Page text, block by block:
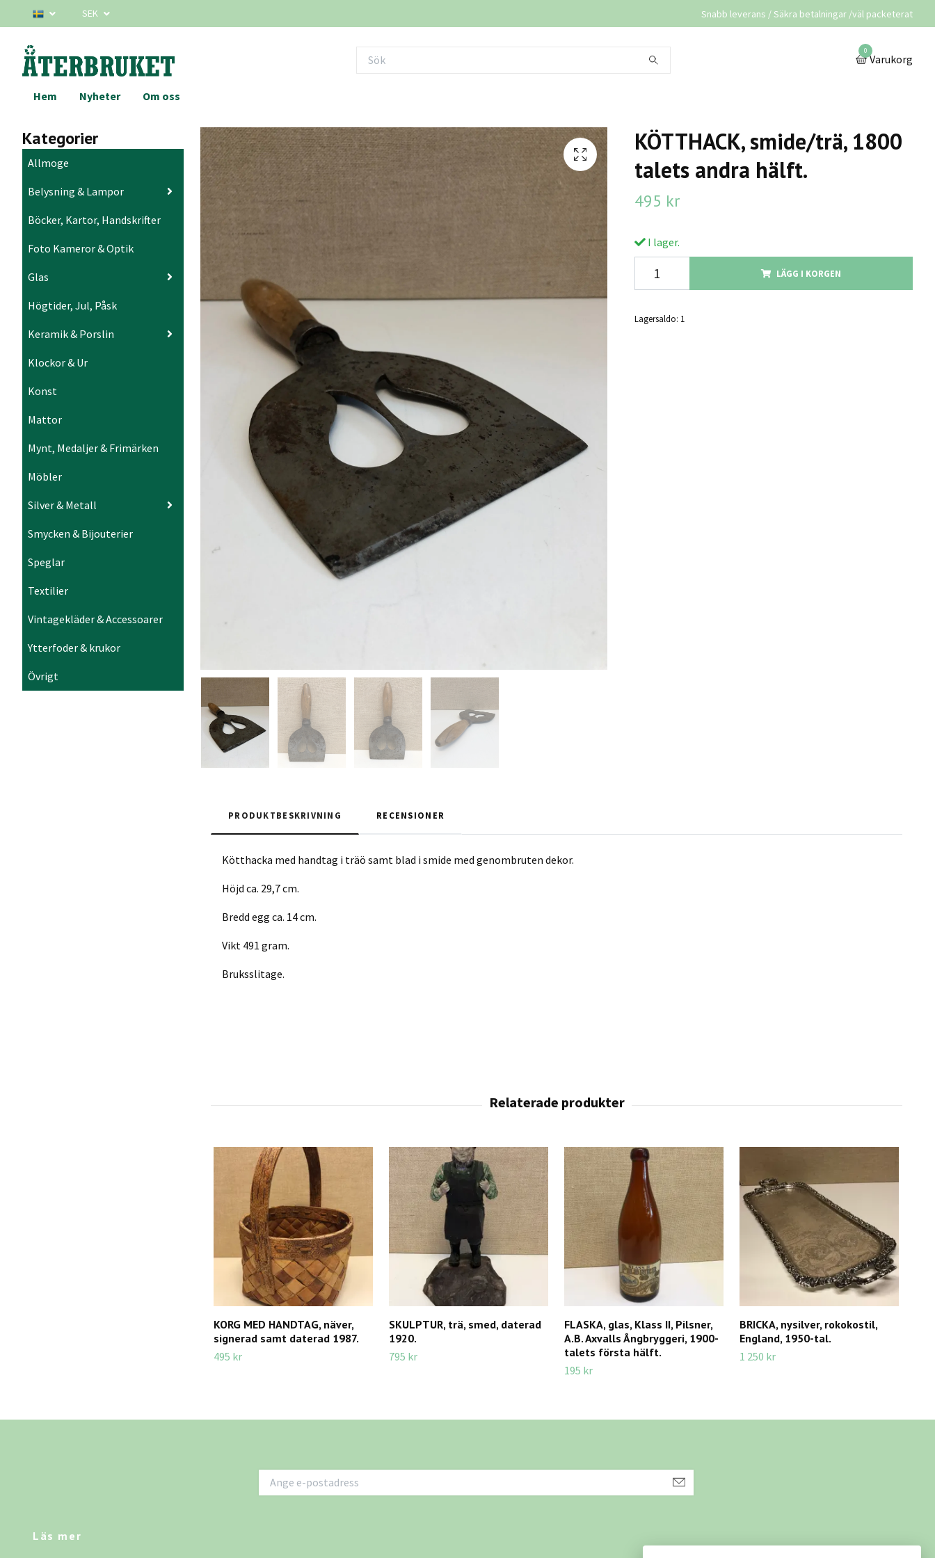
SEK Snabb leverans / Säkra betalningar /väl packeterat
0
Varukorg
Hem Nyheter Om oss
Kategorier
Allmoge
Belysning & Lampor
Böcker, Kartor, Handskrifter
Foto Kameror & Optik
Glas
Högtider, Jul, Påsk
Keramik & Porslin
Klockor & Ur
Konst
Mattor
Mynt, Medaljer & Frimärken
Möbler
Silver & Metall
Smycken & Bijouterier
Speglar
Textilier
Vintagekläder & Accessoarer
Ytterfoder & krukor
Övrigt
KÖTTHACK, smide/trä, 1800
talets andra hälft.
495 kr
I lager.
LÄGG I KORGEN
Lagersaldo: 1
PRODUKTBESKRIVNING RECENSIONER
Kötthacka med handtag i träö samt blad i smide med genombruten dekor.
Höjd ca. 29,7 cm.
Bredd egg ca. 14 cm.
Vikt 491 gram.
Bruksslitage.
KORG MED HANDTAG, näver,
signerad samt daterad 1987.
495 kr
SKULPTUR, trä, smed, daterad
1920.
795 kr
FLASKA, glas, Klass II, Pilsner,
A.B. Axvalls Ångbryggeri, 1900-
talets första hälft.
195 kr
BRICKA, nysilver, rokokostil,
England, 1950-tal.
1 250 kr
Läs mer